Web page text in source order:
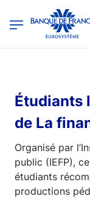
Banque de France -
Étudiants
de La
Organisé par
public (IEFP),
étudiants
productions